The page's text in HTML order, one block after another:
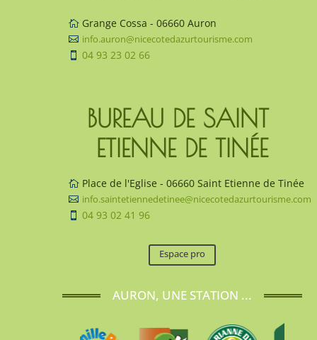
 Grange Cossa - 06660 Auron
 info.auron@nicecotedazurtourisme.com
 04 93 23 02 66
BUREAU DE SAINT
ETIENNE DE TINÉE
 Place de l'Eglise - 06660 Saint Etienne de Tinée
 info.saintetiennedetinee@nicecotedazurtourisme.com
 04 93 02 41 96
Espace pro
AURON, UNE STATION ...